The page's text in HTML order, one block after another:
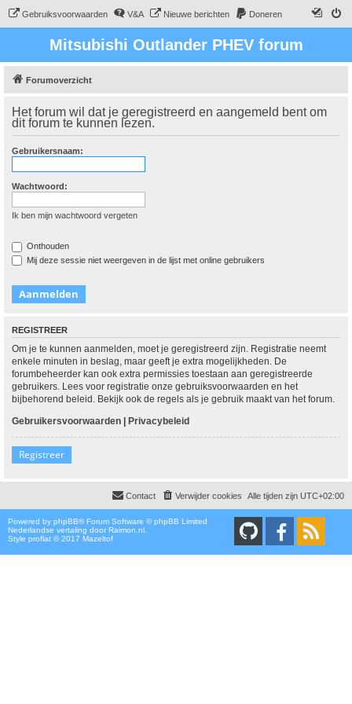
Gebruiksvoorwaarden V&A Nieuwe berichten Doneren
Mitsubishi Outlander PHEV forum
Forumoverzicht
Het forum wil dat je geregistreerd en aangemeld bent om
dit forum te kunnen lezen.
Gebruikersnaam:
Wachtwoord:
Ik ben mijn wachtwoord vergeten
Onthouden
Mij deze sessie niet weergeven in de lijst met online gebruikers
REGISTREER
Om je te kunnen aanmelden, moet je geregistreerd zijn. Registratie neemt
enkele minuten in beslag, maar geeft je extra mogelijkheden. De
forumbeheerder kan ook extra permissies toestaan aan geregistreerde
gebruikers. Lees voor registratie onze gebruiksvoorwaarden en het
bijbehorend beleid. Bekijk ook de regels als je gebruik maakt van het forum.
Gebruikersvoorwaarden | Privacybeleid
Registreer
Alle tijden zijn UTC+02:00
Verwijder cookies
Contact
Powered by phpBB® Forum Software © phpBB Limited
Nederlandse vertaling door Raimon.nl
Style proflat © 2017 Mazeltof